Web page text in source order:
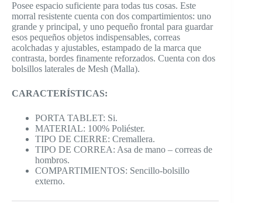
Posee espacio suficiente para todas tus cosas. Este
morral resistente cuenta con dos compartimientos: uno
grande y principal, y uno pequeño frontal para guardar
esos pequeños objetos indispensables, correas
acolchadas y ajustables, estampado de la marca que
contrasta, bordes finamente reforzados. Cuenta con dos
bolsillos laterales de Mesh (Malla).
CARACTERÍSTICAS:
PORTA TABLET: Si.
MATERIAL: 100% Poliéster.
TIPO DE CIERRE: Cremallera.
TIPO DE CORREA: Asa de mano – correas de
hombros.
COMPARTIMIENTOS: Sencillo-bolsillo
externo.